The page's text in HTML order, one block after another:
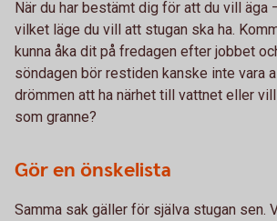
När du har bestämt dig för att du vill äga
vilket läge du vill att stugan ska ha.
kunna åka dit på fredagen efter jobbet
söndagen bör restiden kanske inte vara
drömmen att ha närhet till vattnet eller
som granne?
Gör en önskelista
Samma sak gäller för själva stugan sen.